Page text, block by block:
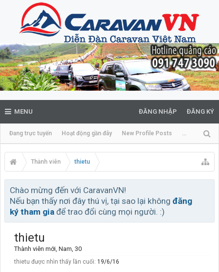
MENU
Đang trực tuyến Hoạt động gần đây New Profile Posts ...
ĐĂNG NHẬP ĐĂNG KÝ
Thành viên thietu
Chào mừng đến với CaravanVN!
Nếu bạn thấy nơi đây thú vị, tại sao lại không đăng
ký tham gia để trao đổi cùng mọi người. :)
thietu
Thành viên mới , Nam, 30
thietu được nhìn thấy lần cuối: 19/6/16